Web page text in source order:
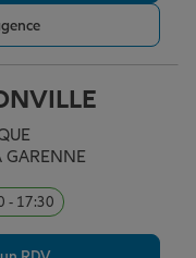
- 17:30